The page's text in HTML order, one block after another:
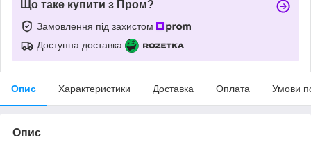
Що таке купити з Пром?
Замовлення під захистом
Доступна доставка
Опис Характеристики Доставка Оплата Умови
Опис